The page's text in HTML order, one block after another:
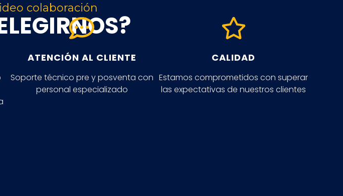
colaboración
ATENCIÓN AL CLIENTE
Soporte técnico pre y posventa con
personal especializado
CALIDAD
Estamos comprometidos con superar
las expectativas de nuestros clientes